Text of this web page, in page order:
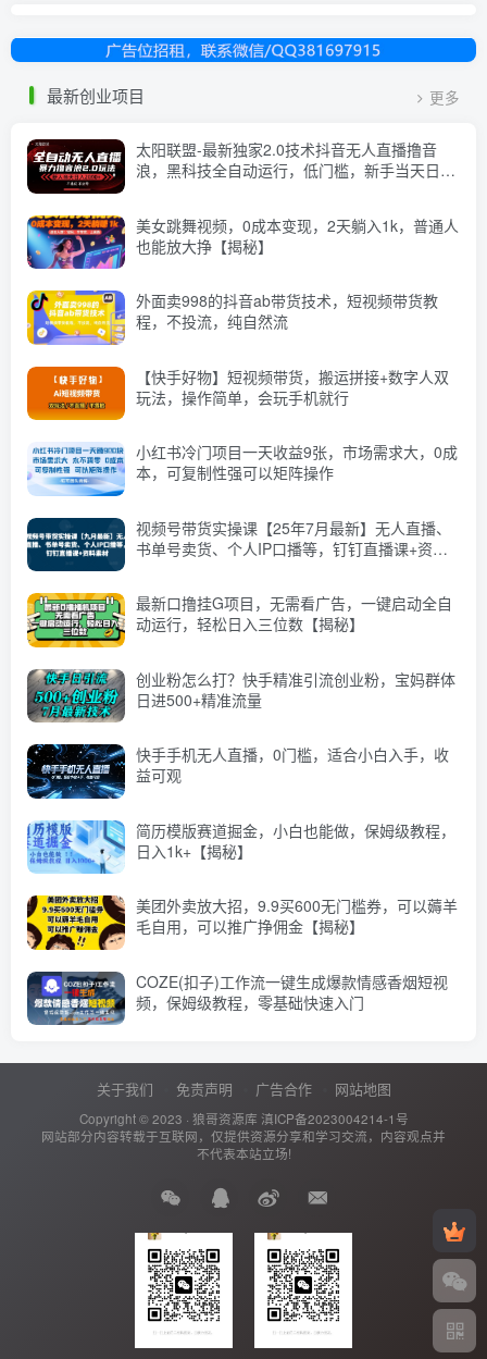
最新创业项目 更多
太阳联盟-最新独家2.0技术抖音无人直播撸音
浪，黑科技全自动运行，低门槛，新手当天日入
美女跳舞视频，0成本变现，2天躺入1k，普通人
也能放大挣【揭秘】
外面卖998的抖音ab带货技术，短视频带货教
程，不投流，纯自然流
【快手好物】短视频带货，搬运拼接+数字人双
玩法，操作简单，会玩手机就行
小红书冷门项目一天收益9张，市场需求大，0成
本，可复制性强可以矩阵操作
视频号带货实操课【25年7月最新】无人直播、
书单号卖货、个人IP口播等，钉钉直播课+资料
最新口撸挂G项目，无需看广告，一键启动全自
动运行，轻松日入三位数【揭秘】
创业粉怎么打？快手精准引流创业粉，宝妈群体
日进500+精准流量
快手手机无人直播，0门槛，适合小白入手，收
益可观
简历模版赛道掘金，小白也能做，保姆级教程，
日入1k+【揭秘】
美团外卖放大招，9.9买600无门槛券，可以薅羊
毛自用，可以推广挣佣金【揭秘】
COZE(扣子)工作流一键生成爆款情感香烟短视
频，保姆级教程，零基础快速入门
关于我们 免责声明 广告合作 网站地图
Copyright © 2023 · 狼哥资源库 滇ICP备2023004214-1号
网站部分内容转载于互联网，仅提供资源分享和学习交流，内容观点并
不代表本站立场!